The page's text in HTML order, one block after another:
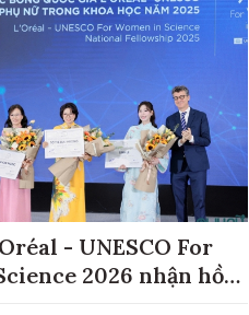
- UNESCO For
2026 nhận hồ